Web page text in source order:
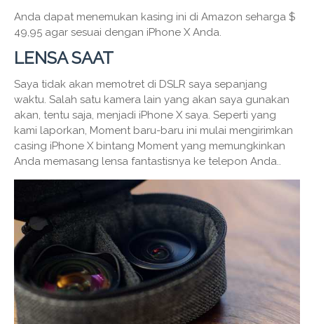
Anda dapat menemukan kasing ini di Amazon seharga $
49,95 agar sesuai dengan iPhone X Anda.
LENSA SAAT
Saya tidak akan memotret di DSLR saya sepanjang
waktu. Salah satu kamera lain yang akan saya gunakan
akan, tentu saja, menjadi iPhone X saya. Seperti yang
kami laporkan, Moment baru-baru ini mulai mengirimkan
casing iPhone X bintang Moment yang memungkinkan
Anda memasang lensa fantastisnya ke telepon Anda..